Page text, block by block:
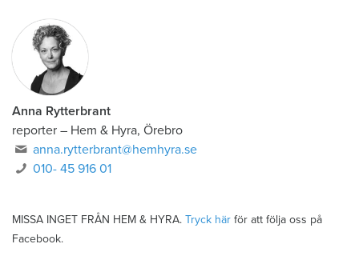
Anna Rytterbrant
reporter – Hem & Hyra, Örebro
anna.rytterbrant@hemhyra.se
010- 45 916 01
MISSA INGET FRÅN HEM & HYRA. Tryck här för att följa oss på
Facebook.